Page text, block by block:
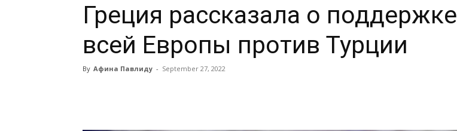
Греция рассказала о поддержке
всей Европы против Турции
By Афина Павлиду - September 27, 2022